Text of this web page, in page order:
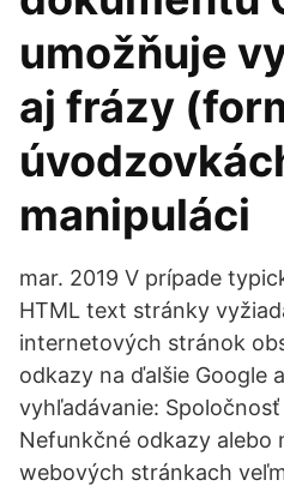
umožňuje
aj frázy
manipuláci
mar. 2019 V prípade
HTML text stránky
internetových stránok
odkazy na ďalšie Google
vyhľadávanie:
Nefunkčné odkazy alebo
webových stránkach